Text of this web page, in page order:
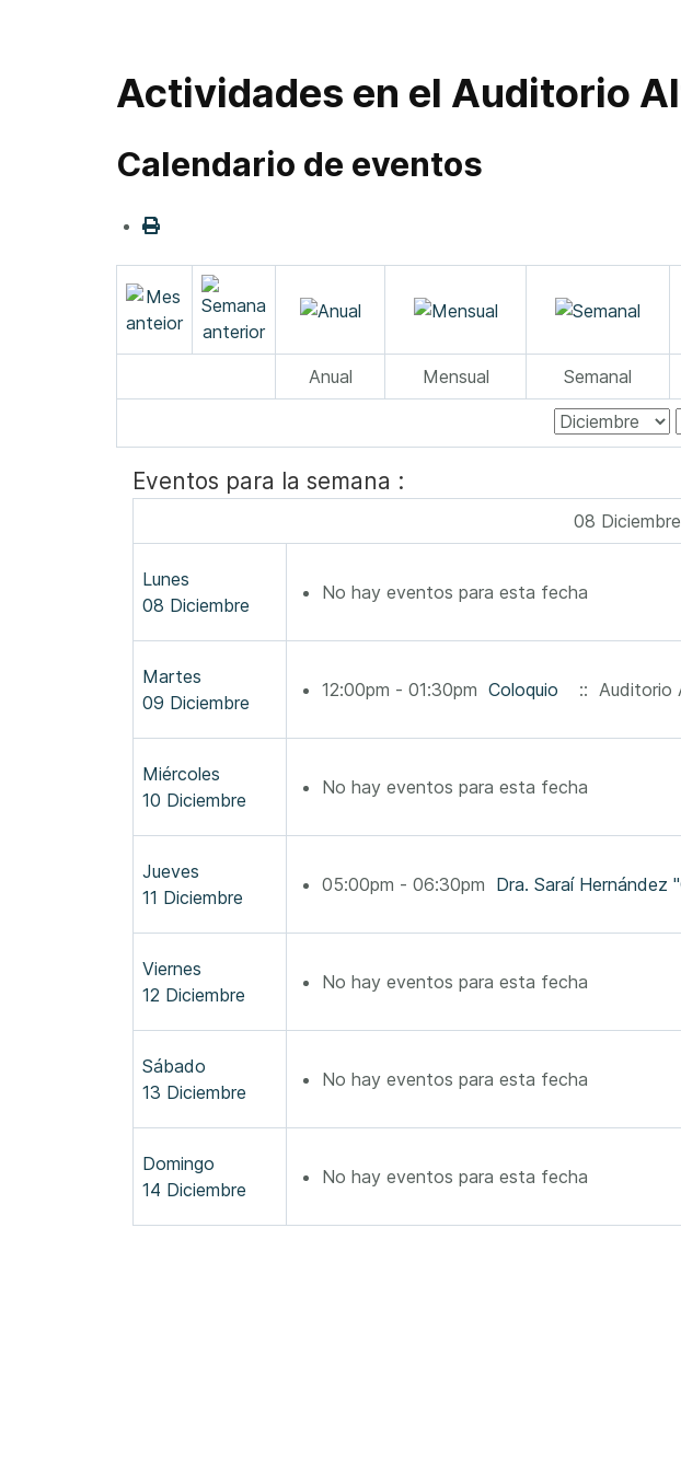
Actividades en el Auditorio
Calendario de eventos
Anual Mensual Semanal
Eventos para la semana :
08
Lunes
08 Diciembre
No hay eventos para esta fecha
Martes
09 Diciembre
12:00pm - 01:30pm Coloquio :: Auditorio
Miércoles
10 Diciembre
No hay eventos para esta fecha
Jueves
11 Diciembre
05:00pm - 06:30pm Dra. Saraí Hernández
Viernes
12 Diciembre
No hay eventos para esta fecha
Sábado
13 Diciembre
No hay eventos para esta fecha
Domingo
14 Diciembre
No hay eventos para esta fecha